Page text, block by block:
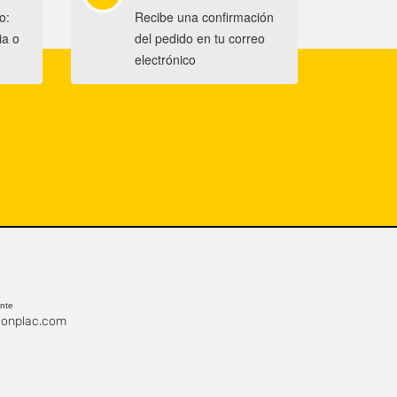
o
Recibe una confirmación
del pedido en tu correo
electrónico